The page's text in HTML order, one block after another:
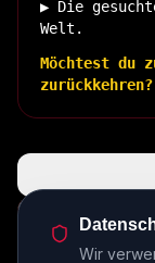
▶ Die
Welt.
Möchtest du
zurückkehren?
Wir